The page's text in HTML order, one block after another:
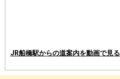
JR船橋駅からの道案内を動画で見る